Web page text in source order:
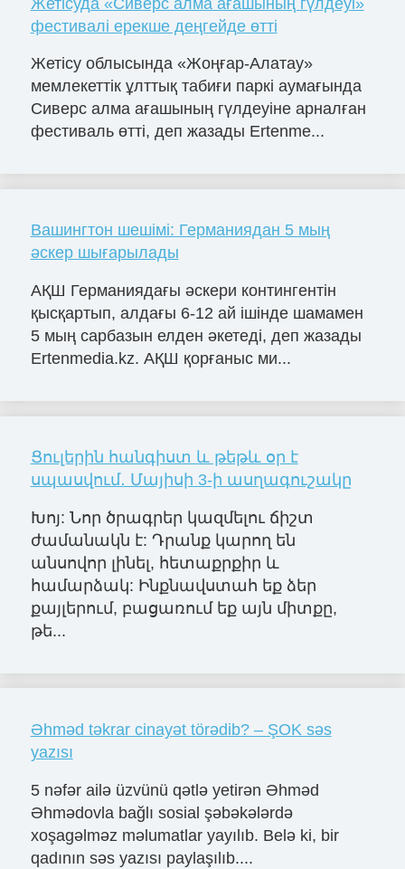
фестивалі ерекше деңгейде өтті
Жетісу облысында «Жоңғар-Алатау»
мемлекеттік ұлттық табиғи паркі аумағында
Сиверс алма ағашының гүлдеуіне арналған
фестиваль өтті, деп жазады Ertenme...
Вашингтон шешімі: Германиядан 5 мың
әскер шығарылады
АҚШ Германиядағы әскери контингентін
қысқартып, алдағы 6-12 ай ішінде шамамен
5 мың сарбазын елден әкетеді, деп жазады
Ertenmedia.kz. АҚШ қорғаныс ми...
Ցուլերին հանգիստ և թեթև օր է
սպասվում․ Մայիսի 3-ի ասղագուշակը
Խոյ: Նոր ծրագրեր կազմելու ճիշտ
ժամանակն է: Դրանք կարող են
անսովոր լինել, հետաքրքիր և
համարձակ: Ինքնավստահ եք ձեր
քայլերում, բացառում եք այն միտքը,
թե...
Əhməd təkrar cinayət törədib? – ŞOK səs
yazısı
5 nəfər ailə üzvünü qətlə yetirən Əhməd
Əhmədovla bağlı sosial şəbəkələrdə
xoşagəlməz məlumatlar yayılıb. Belə ki, bir
qadının səs yazısı paylaşılıb....